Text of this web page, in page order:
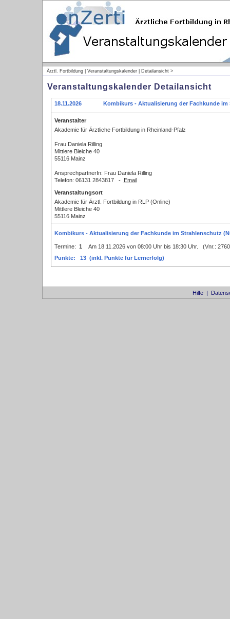
Ärztl. Fortbildung | Veranstaltungskalender | Detailansicht >
Veranstaltungskalender Detailansicht
18.11.2026 Kombikurs - Aktualisierung der Fachkunde
Veranstalter
Akademie für Ärztliche Fortbildung in Rheinland-Pfalz
Frau Daniela Rilling
Mittlere Bleiche 40
55116 Mainz
AnsprechpartnerIn: Frau Daniela Rilling
Telefon: 06131 2843817 - Email
Veranstaltungsort
Akademie für Ärztl. Fortbildung in RLP (Online)
Mittlere Bleiche 40
55116 Mainz
Kombikurs - Aktualisierung der Fachkunde im Strahlenschutz
Termine: 1 Am 18.11.2026 von 08:00 Uhr bis 18:30 Uhr. (Vnr.:
Punkte: 13 (inkl. Punkte für Lernerfolg)
Hilfe|